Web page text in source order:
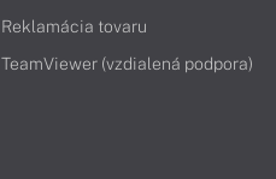
Reklamácia tovaru
TeamViewer (vzdialená podpora)